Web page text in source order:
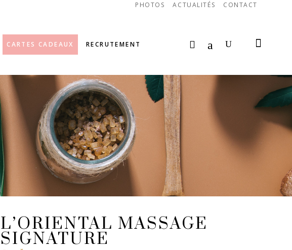
PHOTOS ACTUALITÉS CONTACT
CARTES CADEAUX RECRUTEMENT
L’ORIENTAL MASSAGE
SIGNATURE